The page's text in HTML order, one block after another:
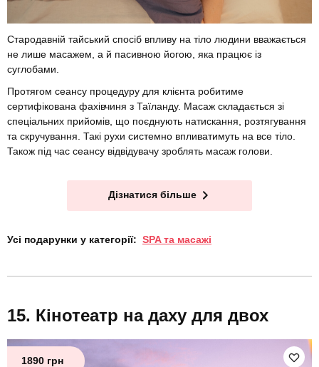
Стародавній тайський спосіб впливу на тіло людини вважається
не лише масажем, а й пасивною йогою, яка працює із
суглобами.
Протягом сеансу процедуру для клієнта робитиме
сертифікована фахівчиня з Таїланду. Масаж складається зі
спеціальних прийомів, що поєднують натискання, розтягування
та скручування. Такі рухи системно впливатимуть на все тіло.
Також під час сеансу відвідувачу зроблять масаж голови.
Дізнатися більше
Усі подарунки у категорії: SPA та масажі
Кінотеатр на даху для двох
1890 грн